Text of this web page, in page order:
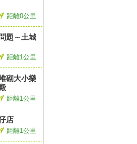
距離0公里
題～土城
距離1公里
砌大小樂
距離1公里
店
距離1公里